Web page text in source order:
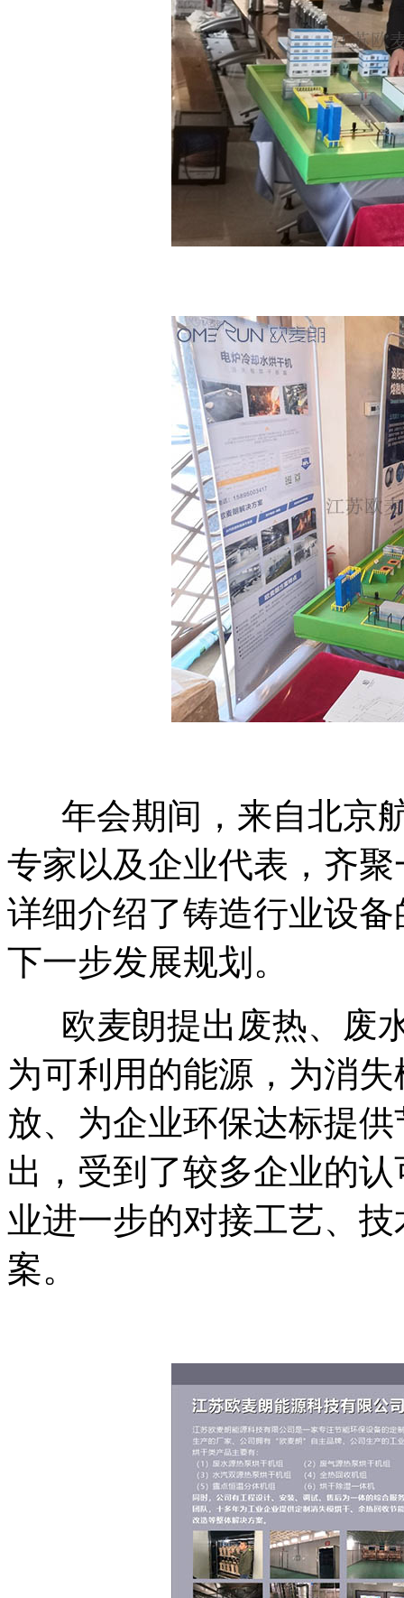
年会期间，来自北京
专家以及企业代表，齐
详细介绍了铸造行业设
下一步发展规划。
欧麦朗提出废热、废
为可利用的能源，为消
放、为企业环保达标提
出，受到了较多企业的
业进一步的对接工艺、
案。